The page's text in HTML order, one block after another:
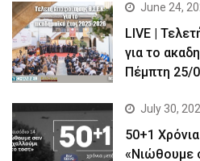
June 24,
LIVE |
για το
Πέμπτη 25/
July 30,
50+1
«Νιώθουμε